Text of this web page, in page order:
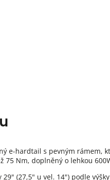
e-hardtail s pevným rámem,
75 Nm, doplněný o lehkou
(27,5" u vel. 14") podle